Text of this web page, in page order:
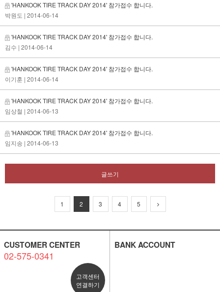
'HANKOOK TIRE TRACK DAY 2014' 참가접수 합니다.
박원도 | 2014-06-14
'HANKOOK TIRE TRACK DAY 2014' 참가접수 합니다.
김수 | 2014-06-14
'HANKOOK TIRE TRACK DAY 2014' 참가접수 합니다.
이기훈 | 2014-06-14
'HANKOOK TIRE TRACK DAY 2014' 참가접수 합니다.
임상철 | 2014-06-13
'HANKOOK TIRE TRACK DAY 2014' 참가접수 합니다.
임지송 | 2014-06-13
글쓰기
1 2 3 4 5
CUSTOMER CENTER
02-575-0341
고객센터
연결하기
BANK ACCOUNT